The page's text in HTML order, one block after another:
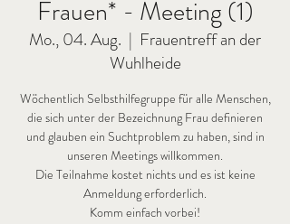
Frauen* - Meeting (1)
Mo., 04. Aug.
  |
Frauentreff an der
Wuhlheide
Wöchentlich Selbsthilfegruppe für alle Menschen,
die sich unter der Bezeichnung Frau definieren
und glauben ein Suchtproblem zu haben, sind in
unseren Meetings willkommen.
Die Teilnahme kostet nichts und es ist keine
Anmeldung erforderlich.
Komm einfach vorbei!